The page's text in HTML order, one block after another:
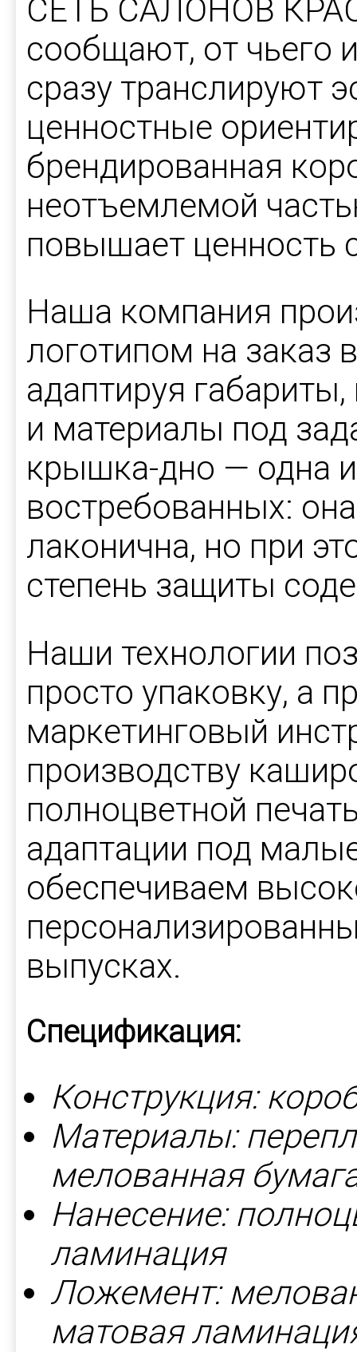
СЕТЬ САЛОНОВ
сообщают, от чьего
сразу транслируют
ценностные
брендированная
неотъемлемой
повышает ценность
Наша компания
логотипом на заказ
адаптируя
и материалы под
крышка-дно — одна
востребованных:
лаконична, но при
степень защиты
Наши технологии
просто упаковку, а
маркетинговый
производству
полноцветной
адаптации под
обеспечиваем
выпусках.
Спецификация:
Конструкция:
Материалы:
мелованная
Нанесение:
ламинация
Ложемент:
матовая